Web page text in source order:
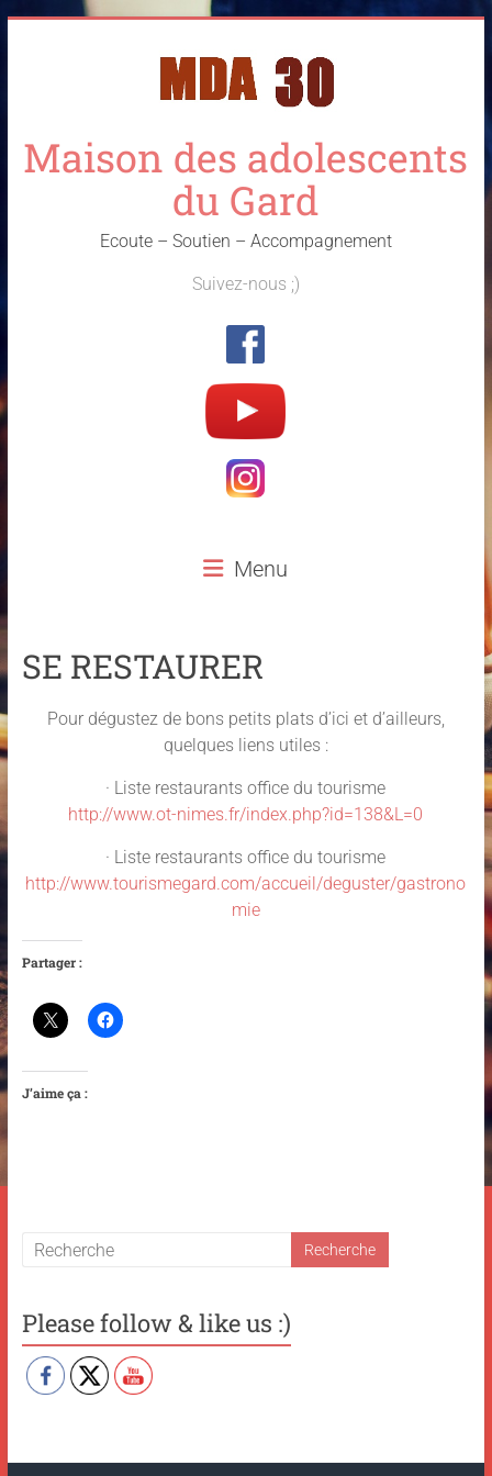
Maison des adolescents
du Gard
Ecoute – Soutien – Accompagnement
Suivez-nous ;)
Menu
SE RESTAURER
Pour dégustez de bons petits plats d’ici et d’ailleurs,
quelques liens utiles :
· Liste restaurants office du tourisme
http://www.ot-nimes.fr/index.php?id=138&L=0
· Liste restaurants office du tourisme
http://www.tourismegard.com/accueil/deguster/gastrono
mie
Partager :
J’aime ça :
Please follow & like us :)